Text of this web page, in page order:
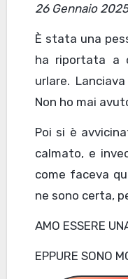
26 Gennaio 2025
È stata una
ha riportata a
urlare.
Non ho mai
Poi si è
calmato, e
come faceva
ne sono certa,
AMO ESSERE
EPPURE SONO